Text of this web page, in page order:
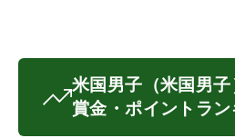
米国男子 （米国男子
賞金・ポイントラ